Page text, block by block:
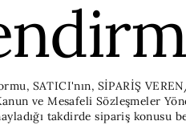
SATICI'nın, SİPARİŞ
ve Mesafeli Sözleşmeler
takdirde sipariş